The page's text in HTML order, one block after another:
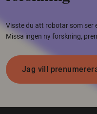
Visste du att robotar som ser
Missa ingen ny forskning,
Jag vill